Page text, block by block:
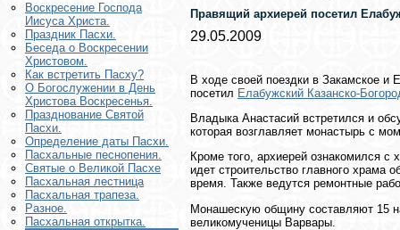
Воскреcение Господа
Иисуса Христа.
Праздник Пасхи.
Беседа о Воскресении
Христовом.
Как встретить Пасху?
О Богослужении в День
Христова Воскресенья.
Празднование Святой
Пасхи.
Определение даты Пасхи.
Пасхальные песнопения.
Святые о Великой Пасхе
Пасхальная лестница
Пасхальная трапеза.
Разное.
Пасхальная открытка.
Правящий архиерей посетил
29.05.2009
В ходе своей поездки в Закамское и
посетил Елабужский Казанско-
Владыка Анастасий встретился и
которая возглавляет монастырь с
Кроме того, архиерей ознакомился
идет строительство главного храма
время. Также ведутся ремонтные
Монашескую общину составляют 15
великомученицы Варвары.